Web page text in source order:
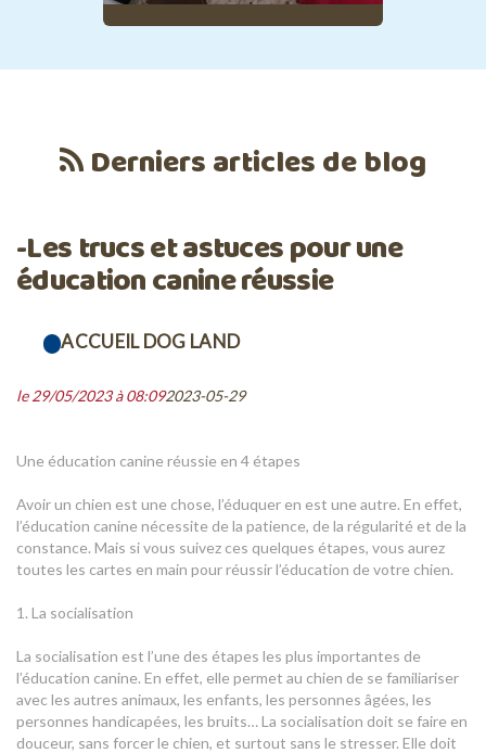
Derniers articles de blog
-Les trucs et astuces pour une
éducation canine réussie
ACCUEIL DOG LAND
le 29/05/2023 à 08:092023-05-29
Une éducation canine réussie en 4 étapes
Avoir un chien est une chose, l’éduquer en est une autre. En effet,
l’éducation canine nécessite de la patience, de la régularité et de la
constance. Mais si vous suivez ces quelques étapes, vous aurez
toutes les cartes en main pour réussir l’éducation de votre chien.
1. La socialisation
La socialisation est l’une des étapes les plus importantes de
l’éducation canine. En effet, elle permet au chien de se familiariser
avec les autres animaux, les enfants, les personnes âgées, les
personnes handicapées, les bruits… La socialisation doit se faire en
douceur, sans forcer le chien, et surtout sans le stresser. Elle doit